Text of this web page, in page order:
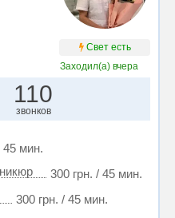
Свет есть
Заходил(а) вчера
110
звонков
45 мин.
300 грн. / 45 мин.
300 грн. / 45 мин.